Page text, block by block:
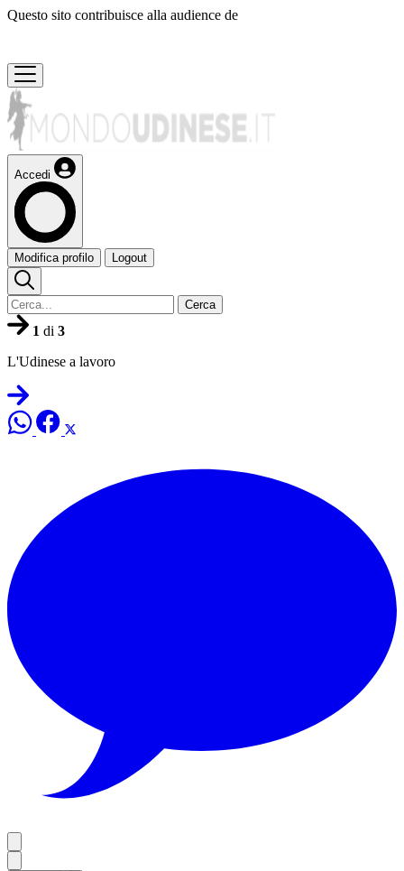
Questo sito contribuisce alla audience de
Accedi
Modifica profilo Logout
Cerca
1 di 3
L'Udinese a lavoro